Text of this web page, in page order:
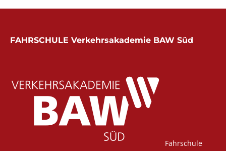
FAHRSCHULE Verkehrsakademie BAW Süd
Fahrschule